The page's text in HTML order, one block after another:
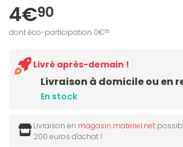
4€90
dont éco-participation 0€05
Livraison à domicile ou en
En stock
Livré après-demain !
Livraison en magasin materiel.net
200 euros d'achat !